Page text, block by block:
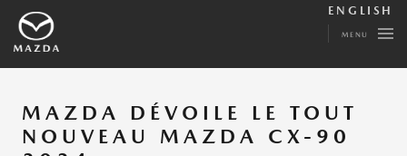
ENGLISH
MENU
MAZDA DÉVOILE LE TOUT
NOUVEAU MAZDA CX-90